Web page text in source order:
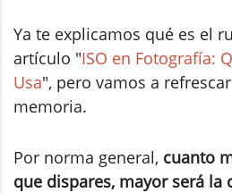
Ya te explicamos qué es el
artículo "ISO en Fotografía:
Usa", pero vamos a
memoria.
Por norma general, cuanto
que dispares, mayor será la